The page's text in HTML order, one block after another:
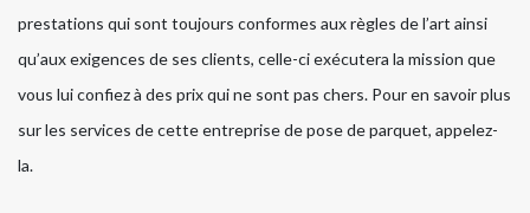
prestations qui sont toujours conformes aux règles de l’art ainsi
qu’aux exigences de ses clients, celle-ci exécutera la mission que
vous lui confiez à des prix qui ne sont pas chers. Pour en savoir plus
sur les services de cette entreprise de pose de parquet, appelez-
la.